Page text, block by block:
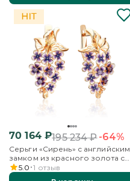
70 164₽195 234₽-64%
Серьги «Сирень» с английским
замком из красного золота с
фианитами и эмалью
5.0 1 отзыв